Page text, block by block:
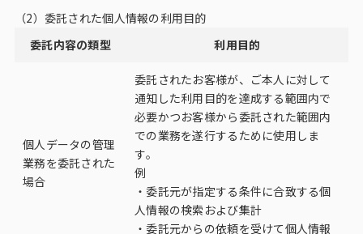
（2）委託された個人情報の利用目的
委託内容の類型
利用目的
個人データの管理
業務を委託された
場合
委託されたお客様が、ご本人に対して
通知した利用目的を達成する範囲内で
必要かつお客様から委託された範囲内
での業務を遂行するために使用しま
す。
例
・委託元が指定する条件に合致する個
人情報の検索および集計
・委託元からの依頼を受けて個人情報